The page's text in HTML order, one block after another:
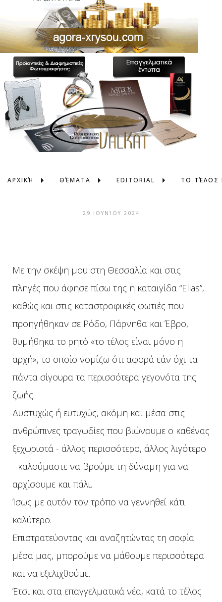
ΑΡΧΙΚΉ ΘΈΜΑΤΑ EDITORIAL ΤΟ ΤΈΛΟΣ
29 ΙΟΥΝΊΟΥ 2024
Με την σκέψη μου στη Θεσσαλία και στις
πληγές που άφησε πίσω της η καταιγίδα “Elias”,
καθώς και στις καταστροφικές φωτιές που
προηγήθηκαν σε Ρόδο, Πάρνηθα και Έβρο,
θυμήθηκα το ρητό «το τέλος είναι μόνο η
αρχή», το οποίο νομίζω ότι αφορά εάν όχι τα
πάντα σίγουρα τα περισσότερα γεγονότα της
ζωής.
Δυστυχώς ή ευτυχώς, ακόμη και μέσα στις
ανθρώπινες τραγωδίες που βιώνουμε ο καθένας
ξεχωριστά - άλλος περισσότερο, άλλος λιγότερο
- καλούμαστε να βρούμε τη δύναμη για να
αρχίσουμε και πάλι.
Ίσως με αυτόν τον τρόπο να γεννηθεί κάτι
καλύτερο.
Επιστρατεύοντας και αναζητώντας τη σοφία
μέσα μας, μπορούμε να μάθουμε περισσότερα
και να εξελιχθούμε.
Έτσι και στα επαγγελματικά νέα, κατά το τέλος